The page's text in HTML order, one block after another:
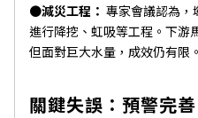
●減災工程： 專家會議認為，
進行降挖、虹吸等工程。下游
但面對巨大水量，成效仍有限。
關鍵失誤：預警完